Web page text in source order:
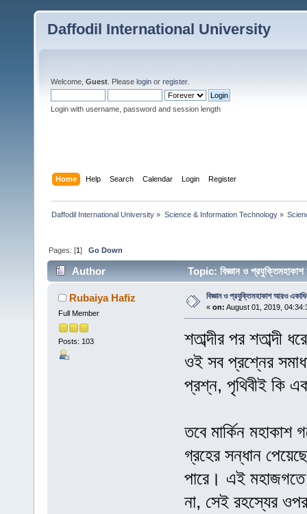
Daffodil International University
Welcome, Guest . Please login or register.
Login with username, password and session length
Home Help Search Calendar Login Register
Daffodil International University » Science & Information Technology»
Pages: [1]Go Down
Author Topic: বিজ্ঞান ও
Rubaiya Hafiz
Full Member
Posts: 103
বিজ্ঞান ও প্রযুক্তিমহাকাশ আরও
« on: August 01, 2019,
শতাব্দীর পর শতাব্দী
ওই সব প্রশ্নের
প্রশ্ন, পৃথিবীই কি
তবে মার্কিন মহাকাশ
গ্রহের সন্ধান
পারে। এই মহাজগতে
না, সেই রহস্যের